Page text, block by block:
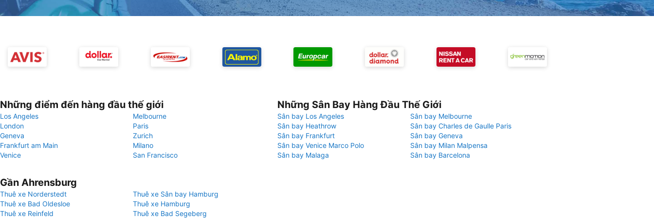
Những điểm đến hàng đầu thế giới
Los Angeles
Melbourne
London
Paris
Geneva
Zurich
Frankfurt am Main
Milano
Venice
San Francisco
Những Sân Bay Hàng Đầu Thế Giới
Sân bay Los Angeles
Sân bay Melbourne
Sân bay Heathrow
Sân bay Charles de Gaulle Paris
Sân bay Frankfurt
Sân bay Geneva
Sân bay Venice Marco Polo
Sân bay Milan Malpensa
Sân bay Malaga
Sân bay Barcelona
Gần Ahrensburg
Thuê xe Norderstedt
Thuê xe Sân bay Hamburg
Thuê xe Bad Oldesloe
Thuê xe Hamburg
Thuê xe Reinfeld
Thuê xe Bad Segeberg